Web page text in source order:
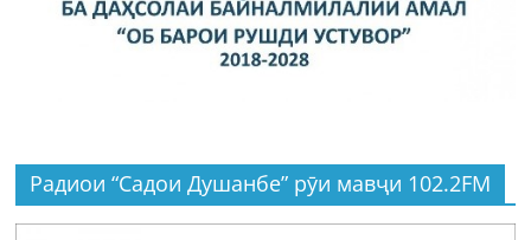
Радиои “Садои Душанбе” рӯи мавҷи 102.2FM